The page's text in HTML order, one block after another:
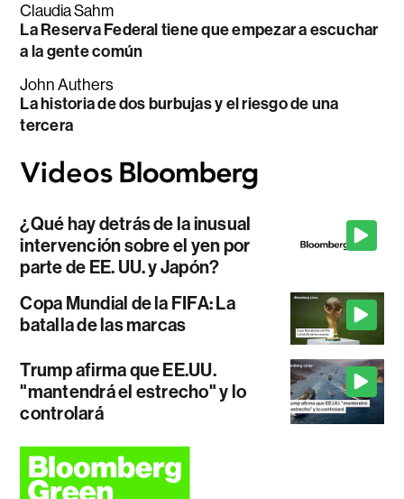
Claudia Sahm
La Reserva Federal tiene que empezar a escuchar
a la gente común
John Authers
La historia de dos burbujas y el riesgo de una
tercera
¿Qué hay detrás de la inusual
intervención sobre el yen por
parte de EE. UU. y Japón?
Copa Mundial de la FIFA: La
batalla de las marcas
Trump afirma que EE.UU.
"mantendrá el estrecho" y lo
controlará